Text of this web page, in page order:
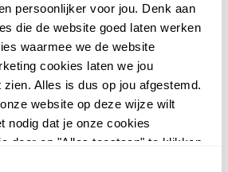
persoonlijker voor jou. Denk aan
die de website goed laten werken
waarmee we de website
cookies laten we jou
Alles is dus op jou afgestemd.
website op deze wijze wilt
nodig dat je onze cookies
door op "Alles toestaan" te klikken.